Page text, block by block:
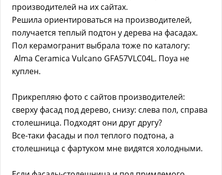
производителей на их сайтах.
Решила ориентироваться на производителей,
получается теплый подтон у дерева на фасадах.
Пол керамогранит выбрала тоже по каталогу:
Alma Ceramica Vulcano GFA57VLC04L. Поуа не
куплен.
Прикрепляю фото с сайтов производителей:
сверху фасад под дерево, снизу: слева пол, справа
столешница. Подходят они друг другу?
Все-таки фасады и пол теплого подтона, а
столешница с фартуком мне видятся холодными.